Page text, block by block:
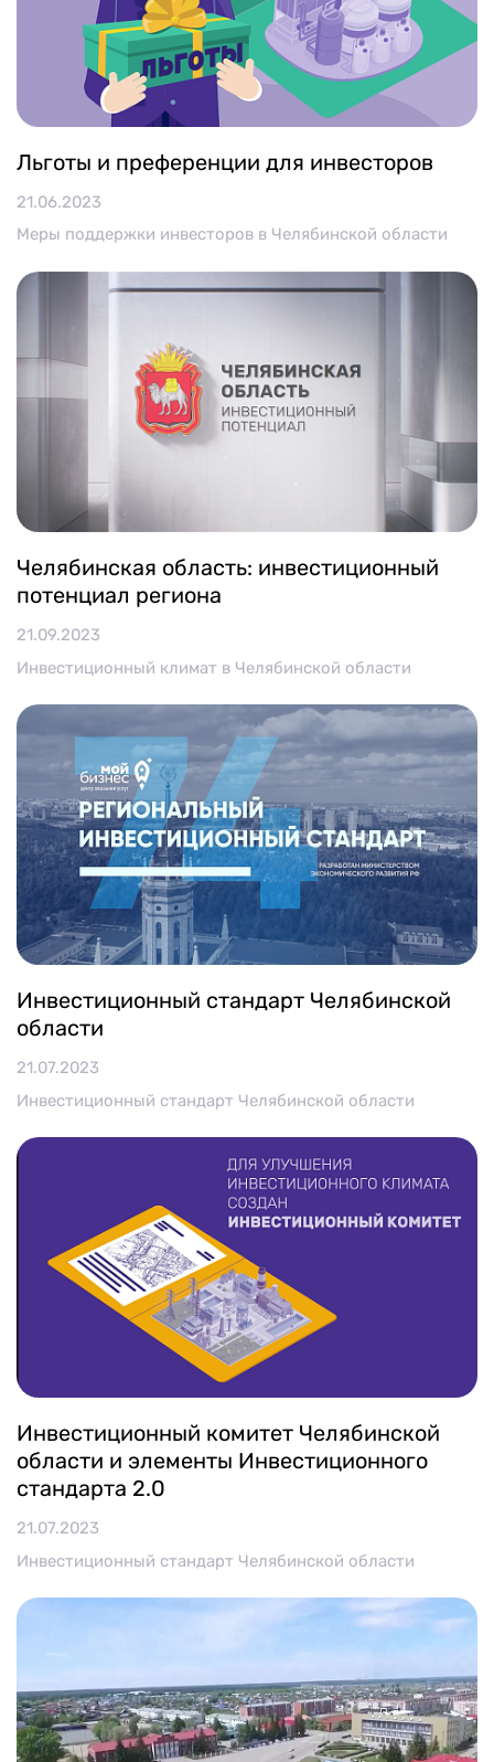
Льготы и преференции для инвесторов
21.06.2023
Меры поддержки инвесторов в Челябинской области
Челябинская область: инвестиционный
потенциал региона
21.09.2023
Инвестиционный климат в Челябинской области
Инвестиционный стандарт Челябинской
области
21.07.2023
Инвестиционный стандарт Челябинской области
Инвестиционный комитет Челябинской
области и элементы Инвестиционного
стандарта 2.0
21.07.2023
Инвестиционный стандарт Челябинской области